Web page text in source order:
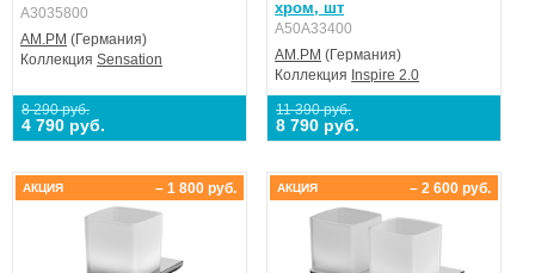
A3035800
AM.PM (Германия)
Коллекция Sensation
8 290 руб.
4 790 руб.
хром, шт
A50A33400
AM.PM (Германия)
Коллекция Inspire 2.0
11 390 руб.
8 790 руб.
– 1 800 руб.
АКЦИЯ – 2 600 руб.
АКЦИЯ